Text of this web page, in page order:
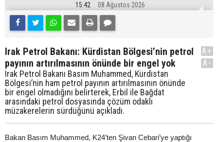
15:42 08 Ağustos 2026
Irak Petrol Bakanı: Kürdistan Bölgesi’nin petrol
payının artırılmasının önünde bir engel yok
Irak Petrol Bakanı Basım Muhammed, Kürdistan
Bölgesi’nin ham petrol payının artırılmasının önünde
bir engel olmadığını belirterek, Erbil ile Bağdat
arasındaki petrol dosyasında çözüm odaklı
müzakerelerin sürdüğünü açıkladı.
A+
A-
Bakan Basım Muhammed, K24’ten Şivan Cebari’ye yaptığı